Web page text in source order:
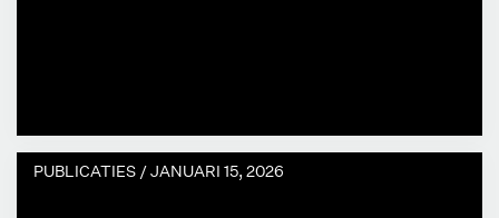
PUBLICATIES /JANUARI 15, 2026